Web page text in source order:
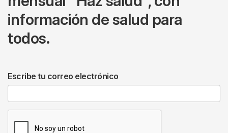
información de salud para
todos.
Escribe tu correo electrónico